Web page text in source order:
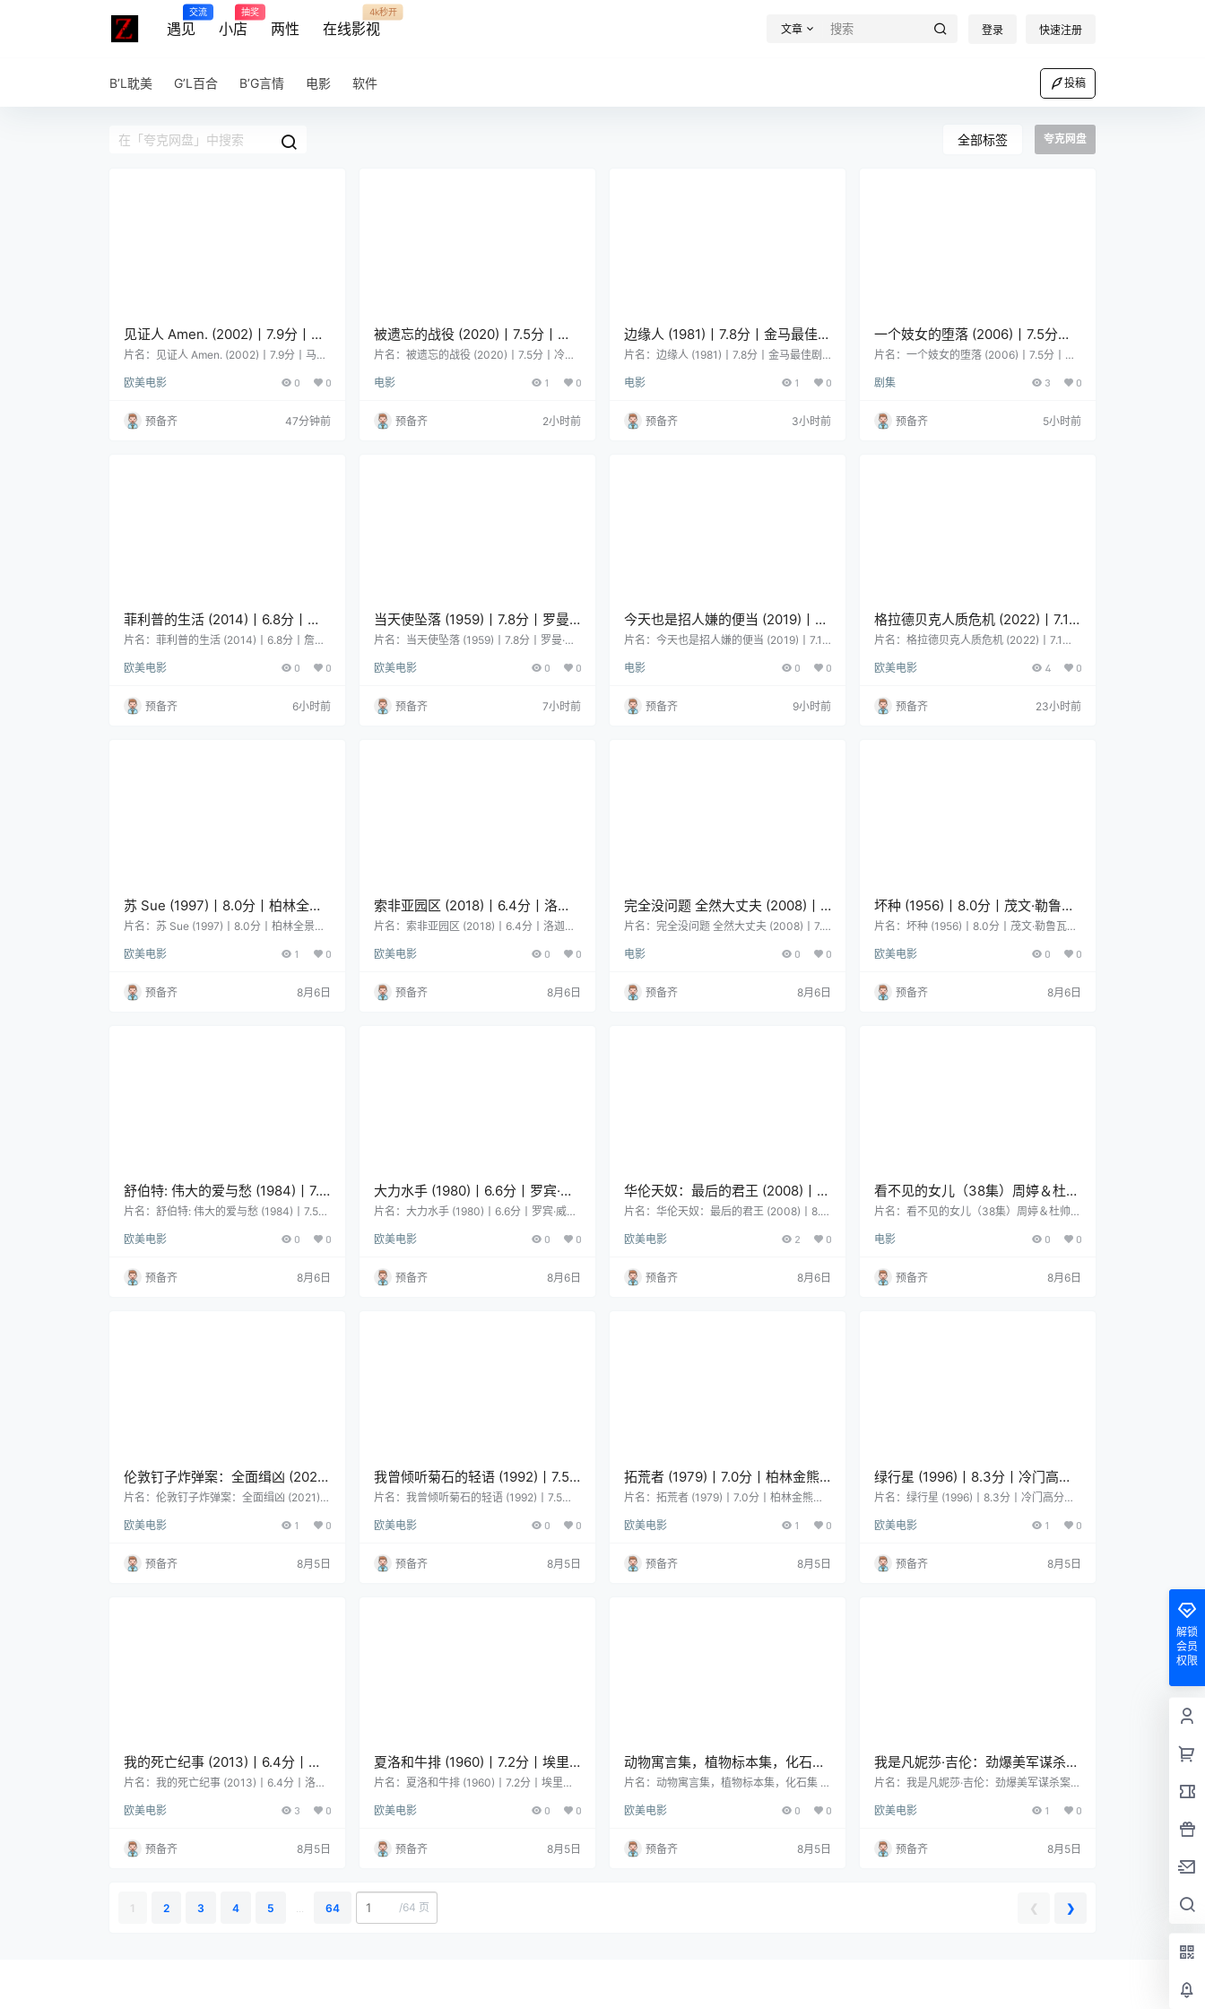
遇见
交流
小店
抽奖
两性 在线影视
4k秒开
文章 登录 快速注册
B’L耽美 G’L百合 B’G言情 电影 软件 投稿
全部标签 夸克网盘
见证人 Amen. (2002)丨7.9分丨马
修·卡索维茨/乌尔里希·穆埃主演战
品 科斯塔 – 加夫拉斯作品 法/德/
英/意语中字
片名：见证人 Amen. (2002)丨7.9分丨马修·
林电影节金熊奖提名作品 科斯塔 - 加夫拉斯
纳粹天国阿门(港) / 阿门 类型：剧情 / 战争 /
犯罪 导演：科斯塔-加夫拉斯 编剧：科斯
欧美电影 0 0
预备齐 47分钟前
被遗忘的战役 (2020)丨7.5分丨冷
门高分战争电影推荐 荷兰/德/英语
片名：被遗忘的战役 (2020)丨7.5分丨冷门
电影 又名：The Forgotten Battle 类型：剧
小马泰斯·范海宁根 / 葆拉·范德厄斯特 / Jes
se Maiman / Pauline van Mantgem / Reini
电影 1 0
预备齐 2小时前
边缘人 (1981)丨7.8分丨金马最佳剧
情片提名 修复版 粤语中字
片名：边缘人 (1981)丨7.8分丨金马最佳剧
名：Man on the Brink 类型：剧情 / 犯罪 导
爱慈 / 金兴贤 / 嘉伦 / 刘雅丽 地区：中国香
港 语言：粤语 首播/上映：1981-01-08 年
电影 1 0
预备齐 3小时前
一个妓女的堕落 (2006)丨7.5分丨
冷门历史纪录片推荐 英语中英双字
片名：一个妓女的堕落 (2006)丨7.5分丨冷
集 类型：剧情 / 历史 导演：贾斯汀·哈迪 编
菲利普·马丁·布朗 / Vicky Hall 地区：英国
语言：英语 首播/上映：2006-11-02 年
剧集 3 0
预备齐 5小时前
菲利普的生活 (2014)丨6.8分丨詹
森·舒瓦兹曼/伊丽莎白·莫斯/克里斯
品 英/法语中字
片名：菲利普的生活 (2014)丨6.8分丨詹森·
洛迦诺金豹奖提名作品 英/法语中字 分类：
剧 导演：亚历克斯·罗斯·派瑞 编剧：亚历克
斯·罗斯·派瑞 主演：詹森·舒瓦兹曼 / 伊丽莎
欧美电影 0 0
预备齐 6小时前
当天使坠落 (1959)丨7.8分丨罗曼·
波兰斯基导演作品 几无对白 短片
片名：当天使坠落 (1959)丨7.8分丨罗曼·波
又名：When Angels Fall Down / When An
兰斯基 编剧：罗曼·波兰斯基 主演：芭芭拉·
拉斯 / 罗曼·波兰斯基 / 亨里克·克卢巴 / Andr
欧美电影 0 0
预备齐 7小时前
今天也是招人嫌的便当 (2019)丨7.1
分丨莜原凉子/芳根京子/松井玲奈
片名：今天也是招人嫌的便当 (2019)丨7.1
中字 分类：电影 又名：恶搞便当反「激」
yagarase bentô / Bento Harassment 类
型：剧情 / 家庭 导演：塚本连平 编剧：塚
电影 0 0
预备齐 9小时前
格拉德贝克人质危机 (2022)丨7.1
分丨冷门犯罪纪录片推荐 德语中字
片名：格拉德贝克人质危机 (2022)丨7.1分
影 又名：Gladbeck: The Hostage Crisis
演：Dieter Degowski / Hans-Jürgen Rös
ner 地区：德国 语言：德语 首播/上映：20
欧美电影 4 0
预备齐 23小时前
苏 Sue (1997)丨8.0分丨柏林全景
单元最佳影片提名作品 英语中字
片名：苏 Sue (1997)丨8.0分丨柏林全景单
又名：Sue Lost in Manhattan 类型：剧情
主演：安娜·莱文 / Matthew Powers / 塔妮·
韦尔奇 / 翠西·艾利斯·罗斯 / 约翰·文堤米利
欧美电影 1 0
预备齐 8月6日
索非亚园区 (2018)丨6.4分丨洛迦
诺当代电影人单元金豹奖提名作品
片名：索非亚园区 (2018)丨6.4分丨洛迦诺
尼耶导演作品 法语中字 分类：电影 又名：
类型：剧情 导演：维吉勒·韦尼耶 编剧：玛
里埃特·黛塞尔 / 维吉勒·韦尼耶 主演：Dew
欧美电影 0 0
预备齐 8月6日
完全没问题 全然大丈夫 (2008)丨
7.7分丨荒川良良/木村佳乃/冈田义
中字
片名：完全没问题 全然大丈夫 (2008)丨7.7
高分喜剧片推荐 日语中字 分类：电影 又
藤田容介 编剧：藤田容介 主演：荒川良良 /
木村佳乃 / 冈田义德 / 田中直树 / 蟹江敬三 /
电影 0 0
预备齐 8月6日
坏种 (1956)丨8.0分丨茂文·勒鲁瓦
执导悬疑惊悚片 奥斯卡金像奖 最
片名：坏种 (1956)丨8.0分丨茂文·勒鲁瓦执
名) 英语中英双字 分类：电影 又名：孬种不
文·勒鲁瓦 编剧：约翰·李·马辛 主演：南茜·
凯利 / 帕蒂·麦克马科 地区：美国 语言：英
欧美电影 0 0
预备齐 8月6日
舒伯特: 伟大的爱与愁 (1984)丨7.5
分丨冷门高分纪录片推荐 英语中字
片名：舒伯特: 伟大的爱与愁 (1984)丨7.5分
影 又名：The Greatest Love and The Gre
pher Nupen 编剧：Christopher Nupen 主
演：Christopher Nupen 地区：英国 语言：
欧美电影 0 0
预备齐 8月6日
大力水手 (1980)丨6.6分丨罗宾·威
廉姆斯/谢莉·杜瓦尔主演 改编自同
品 英语中字
片名：大力水手 (1980)丨6.6分丨罗宾·威廉
动画 罗伯特·奥特曼作品 英语中字 分类：电
伯特·奥特曼 编剧：朱尔斯·费弗 / E·C·西格
主演：罗宾·威廉姆斯 / 谢莉·杜瓦尔 / 雷·沃
欧美电影 0 0
预备齐 8月6日
华伦天奴：最后的君王 (2008)丨
8.2分丨冷门高分纪录片推荐 英/意/
片名：华伦天奴：最后的君王 (2008)丨8.2
类：电影 又名：范伦铁诺:时尚天王(台) / 华
型：纪录片 导演：Matt Tyrnauer 主演：Va
lentino / Giancarlo Giammetti / 乔治·阿玛
欧美电影 2 0
预备齐 8月6日
看不见的女儿（38集）周婷＆杜帅
(2026)
片名：看不见的女儿（38集）周婷＆杜帅
暂无简介。 资源下载 链接可能存在时效
可在任务文件中补充后重新生成。 夸克网盘
声明：仅应处理和发布你明确拥有授权、可
电影 0 0
预备齐 8月6日
伦敦钉子炸弹案：全面缉凶 (2021)
丨6.1分丨冷门犯罪纪录片推荐 英
片名：伦敦钉子炸弹案：全面缉凶 (2021)丨
类：电影 又名：Nail Bomber: Manhunt 类
on 地区：美国 语言：英语 首播/上映：202
1-05-26(美国) 年份：2021 片长：72分钟
欧美电影 1 0
预备齐 8月5日
我曾倾听菊石的轻语 (1992)丨7.5
分丨山田勇男导演作品 日语中字
片名：我曾倾听菊石的轻语 (1992)丨7.5分
又名：I’ve Heard the Ammonite Murmur
エキけんぞう / 石丸ひろ子 / 押部麗央 地
区：日本 语言：日语 首播/上映：1992-07
欧美电影 0 0
预备齐 8月5日
拓荒者 (1979)丨7.0分丨柏林金熊
奖获奖作品 英语中字
片名：拓荒者 (1979)丨7.0分丨柏林金熊奖
地带 / 心田 类型：剧情 / 西部 导演：理查德
tewart / Elinore Stewart 主演：雷普·汤恩 /
康查塔·费雷尔 / 巴里·普赖默斯 / 莉利亚·斯
欧美电影 1 0
预备齐 8月5日
绿行星 (1996)丨8.3分丨冷门高分
喜剧科幻电影推荐 玛丽昂·歌迪亚
片名：绿行星 (1996)丨8.3分丨冷门高分喜
字 分类：电影 又名：The Green Planet 类
柯琳娜·塞罗 主演：柯琳娜·塞罗 / 文森特·林
顿 / 玛丽昂·歌迪亚 / 詹姆斯·提瑞 / 卡特琳·萨
欧美电影 1 0
预备齐 8月5日
我的死亡纪事 (2013)丨6.4分丨洛
迦诺电影节金豹奖获奖作品 阿尔伯
字
片名：我的死亡纪事 (2013)丨6.4分丨洛迦
演作品 加泰罗尼亚语中字 分类：电影 又
ath 类型：剧情 导演：阿尔伯特·塞拉 编
剧：阿尔伯 主演：Vicenç Altaió / 吕伊斯·
欧美电影 3 0
预备齐 8月5日
夏洛和牛排 (1960)丨7.2分丨埃里
克·侯麦执导 让 – 吕克·戈达尔主演
片名：夏洛和牛排 (1960)丨7.2分丨埃里克·
类：电影 又名：夏洛特和她的牛排 / Prese
型：喜剧 / 爱情 / 短片 导演：埃里克·侯麦
编剧：埃里克·侯麦 主演：让-吕克·戈达尔 /
欧美电影 0 0
预备齐 8月5日
动物寓言集，植物标本集，化石集
(2024)丨7.5分丨威尼斯电影节展
片名：动物寓言集，植物标本集，化石集 (2
德/意/语中字 分类：电影 又名：Bestiaries,
马西莫·达诺菲 / 玛蒂娜·帕伦蒂 地区：意大
利 / 瑞士 语言：英语 / 德语 / 意大利语 首
欧美电影 0 0
预备齐 8月5日
我是凡妮莎·吉伦：劲爆美军谋杀案
(2022)丨6.4分丨冷门犯罪纪录片
片名：我是凡妮莎·吉伦：劲爆美军谋杀案
中字 分类：电影 又名：丑陋的美国兵营 /
演：克里斯蒂·魏格纳 主演：凡妮莎·吉伦 / K
irsten Gillibrand / Jackie Speier / Gloria G
欧美电影 1 0
预备齐 8月5日
1 2 3 4 5 64 /64 页 ❮ ❯
解锁
会员
权限